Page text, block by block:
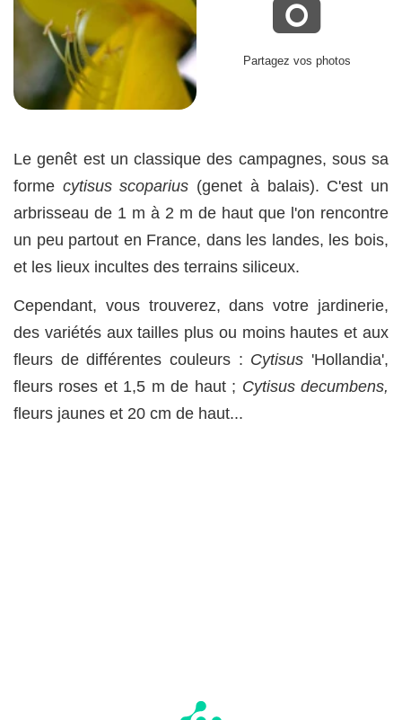
Partagez vos photos
Le genêt est un classique des campagnes, sous sa
forme cytisus scoparius (genet à balais). C'est un
arbrisseau de 1 m à 2 m de haut que l'on rencontre
un peu partout en France, dans les landes, les bois,
et les lieux incultes des terrains siliceux.
Cependant, vous trouverez, dans votre jardinerie,
des variétés aux tailles plus ou moins hautes et aux
fleurs de différentes couleurs : Cytisus 'Hollandia',
fleurs roses et 1,5 m de haut ; Cytisus decumbens,
fleurs jaunes et 20 cm de haut...